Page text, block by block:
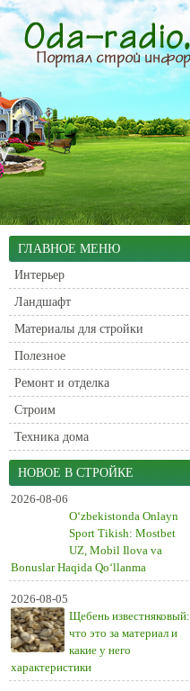
ГЛАВНОЕ МЕНЮ
Интерьер
Ландшафт
Материалы для стройки
Полезное
Ремонт и отделка
Строим
Техника дома
НОВОЕ В СТРОЙКЕ
2026-08-06
O‘zbekistonda Onlayn
Sport Tikish: Mostbet
UZ, Mobil Ilova va
Bonuslar Haqida Qo‘llanma
2026-08-05
Щебень известняковый:
что это за материал и
какие у него
характеристики